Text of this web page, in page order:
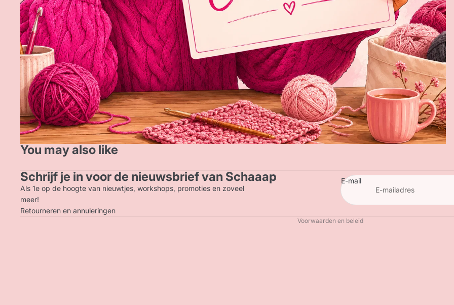
You may also like
Schrijf je in voor de nieuwsbrief van Schaaap
Als 1e op de hoogte van nieuwtjes, workshops, promoties en zoveel
meer!
E-mail
Retourneren en annuleringen
Voorwaarden en beleid
Privacybeleid
Terugbetalingsbeleid
Algemene voorwaarden
Wettelijke kennisgeving